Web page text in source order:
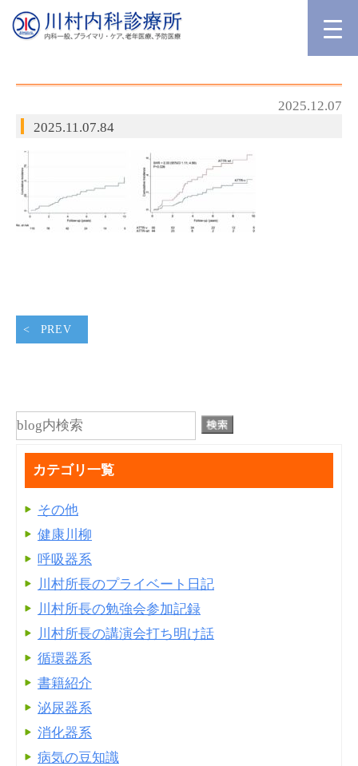
2025.12.07
2025.11.07.84
PREV
カテゴリ一覧
その他
健康川柳
呼吸器系
川村所長のプライベート日記
川村所長の勉強会参加記録
川村所長の講演会打ち明け話
循環器系
書籍紹介
泌尿器系
消化器系
病気の豆知識